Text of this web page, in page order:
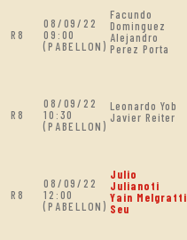
R8
08/09/22
09:00
(PABELLON)
Facundo
Dominguez
Alejandro
Perez Porta
R8
08/09/22
10:30
(PABELLON)
Leonardo Yob
Javier Reiter
R8
08/09/22
12:00
(PABELLON)
Julio
Julianoti
Yain Melgratti
Seu